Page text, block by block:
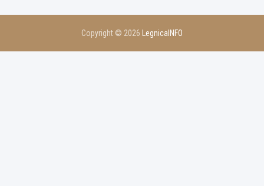
Copyright © 2026 LegnicaINFO